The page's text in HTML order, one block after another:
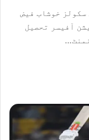
سکولز خوشاب فیض
آفیسر تحصیل